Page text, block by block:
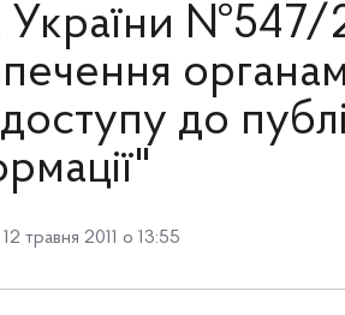
України №547/
до
травня 2011 о 13:55